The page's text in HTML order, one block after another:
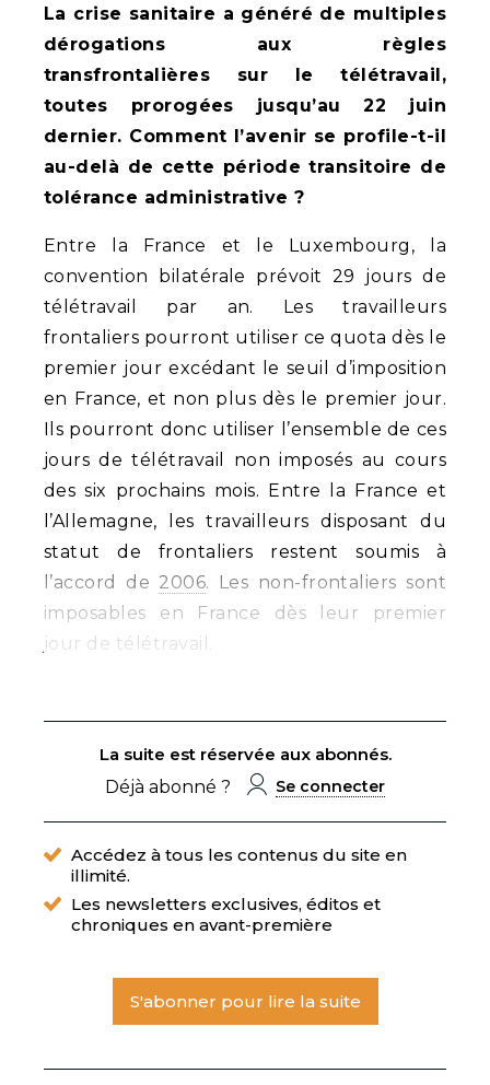
La crise sanitaire a généré de multiples
dérogations aux règles
transfrontalières sur le télétravail,
toutes prorogées jusqu’au 22 juin
dernier. Comment l’avenir se profile-t-il
au-delà de cette période transitoire de
tolérance administrative ?
Entre la France et le Luxembourg, la
convention bilatérale prévoit 29 jours de
télétravail par an. Les travailleurs
frontaliers pourront utiliser ce quota dès le
premier jour excédant le seuil d’imposition
en France, et non plus dès le premier jour.
Ils pourront donc utiliser l’ensemble de ces
jours de télétravail non imposés au cours
des six prochains mois. Entre la France et
l’Allemagne, les travailleurs disposant du
statut de frontaliers restent soumis à
l’accord de 2006. Les non-frontaliers sont
imposables en France dès leur premier
jour de télétravail.
La suite est réservée aux abonnés.
Déjà abonné ?
Se connecter
Accédez à tous les contenus du site en
illimité.
Les newsletters exclusives, éditos et
chroniques en avant-première
S'abonner pour lire la suite